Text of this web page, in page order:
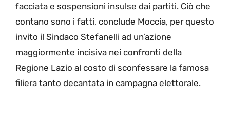
facciata e sospensioni insulse dai partiti. Ciò che
contano sono i fatti, conclude Moccia, per questo
invito il Sindaco Stefanelli ad un’azione
maggiormente incisiva nei confronti della
Regione Lazio al costo di sconfessare la famosa
filiera tanto decantata in campagna elettorale.